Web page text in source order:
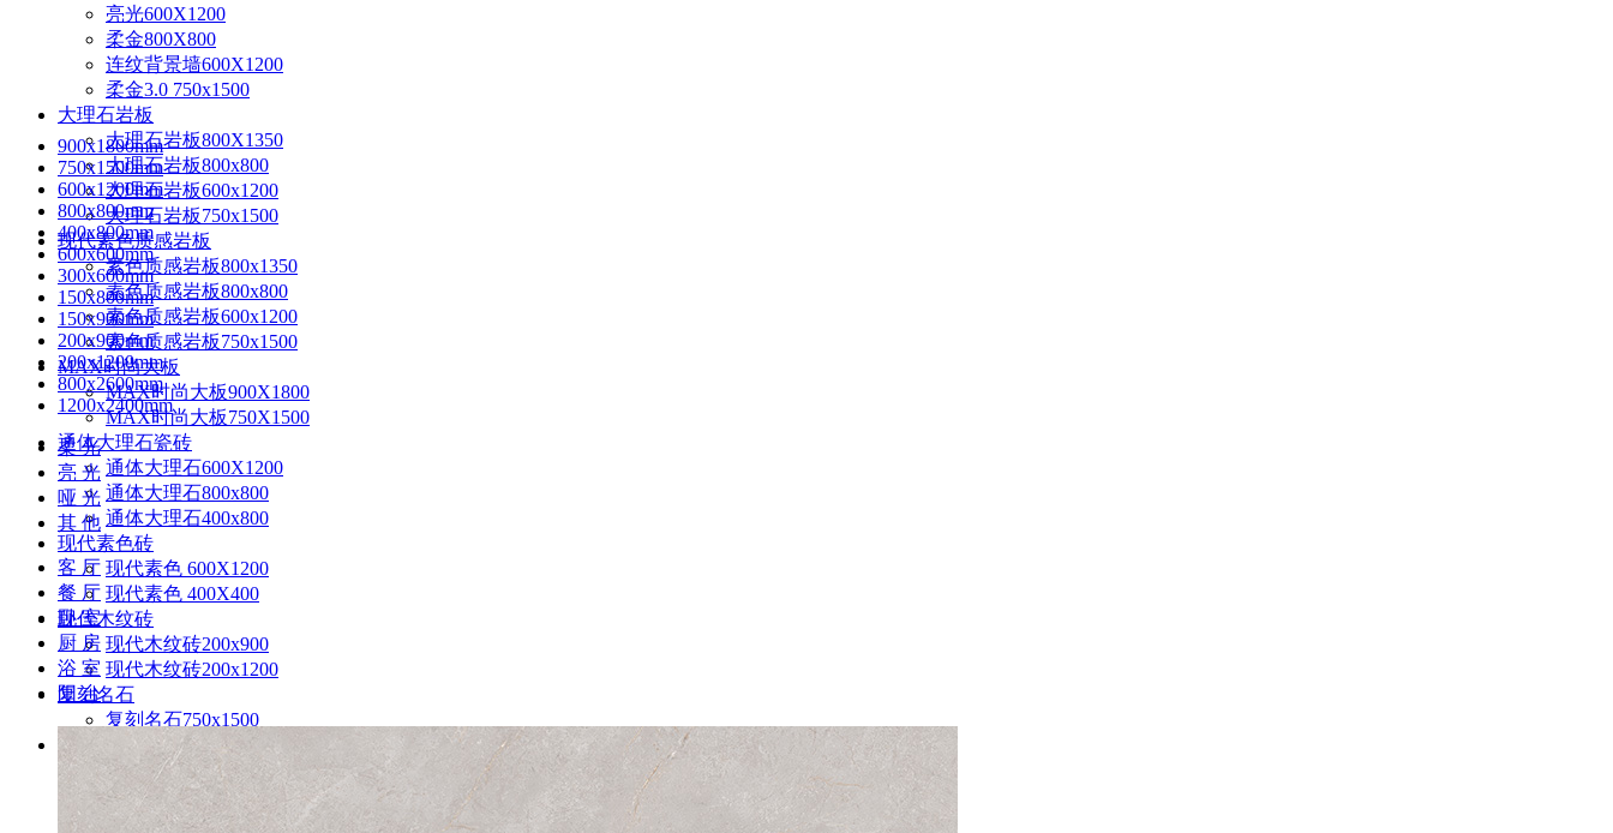
亮光600X1200
柔金800X800
连纹背景墙600X1200
柔金3.0 750x1500
大理石岩板
大理石岩板800X1350
大理石岩板800x800
大理石岩板600x1200
大理石岩板750x1500
现代素色质感岩板
素色质感岩板800x1350
素色质感岩板800x800
素色质感岩板600x1200
素色质感岩板750x1500
MAX时尚大板
MAX时尚大板900X1800
MAX时尚大板750X1500
通体大理石瓷砖
通体大理石600X1200
通体大理石800x800
通体大理石400x800
现代素色砖
现代素色 600X1200
现代素色 400X400
现代木纹砖
现代木纹砖200x900
现代木纹砖200x1200
复刻名石
复刻名石750x1500
现代素色质感瓷砖
素色质感(柔光) 900X1800
素色质感(哑光) 900X1800
素色质感(柔光) 750X1500
900x1800mm
750x1500mm
600x1200mm
800x800mm
400x800mm
600x600mm
300x600mm
150x800mm
150x900mm
200x900mm
200x1200mm
800x2600mm
1200x2400mm
柔 光
亮 光
哑 光
其 他
客 厅
餐 厅
卧 室
厨 房
浴 室
阳 台